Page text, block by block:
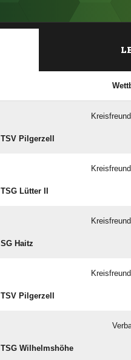
TSV Pilgerzell
TSG Lütter II
SG Haitz
TSV Pilgerzell
TSG Wilhelmshöhe